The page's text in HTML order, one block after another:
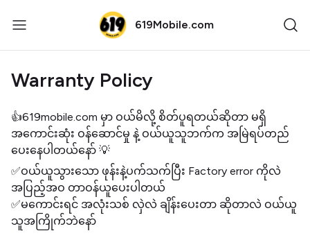
619Mobile.com
Warranty Policy
👍619mobile.com မှာ ဝယ်မိလို့ စိတ်ပူရတယ်ဆိုတာ မရှိ
အကောင်းဆုံး ဝန်ဆောင်မှု နဲ့ ဝယ်ယူသူဘက်က အမြဲရပ်တည်
ပေးနေပါတယ်နော် 💡
✅ဝယ်ယူသွားသော ဖုန်းနဲ့ပက်သက်ပြီး Factory error ကိုလဲ
အပြည့်အဝ တာဝန်ယူပေးပါတယ်
✅မကောင်းရင် အလုံးသစ် လှဲလဲ ချိန်းပေးတာ ဆိုတာလဲ ဝယ်ယူ
သူအကြိုက်ဘဲနော်